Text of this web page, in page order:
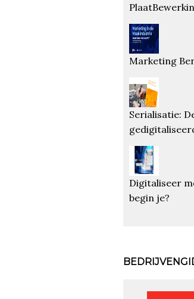
Marketing
Serialisatie:
Digitaliseer
begin je?